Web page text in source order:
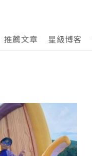
推薦文章 星級博客